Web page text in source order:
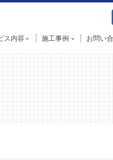
ス内容 施工事例 お問い